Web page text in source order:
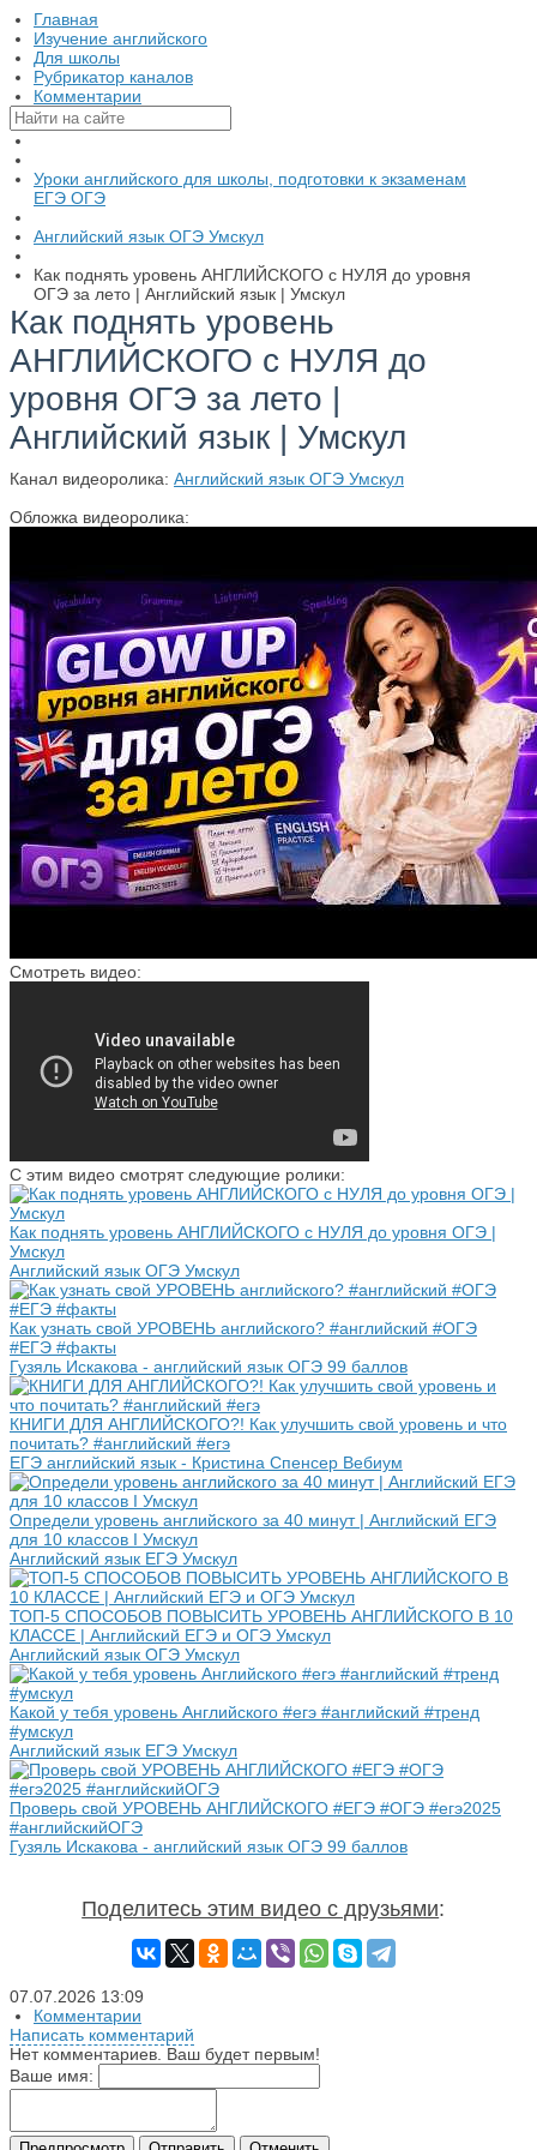
Главная
Изучение английского
Для школы
Рубрикатор каналов
Комментарии
Уроки английского для школы, подготовки к экзаменам
ЕГЭ ОГЭ
Английский язык ОГЭ Умскул
Как поднять уровень АНГЛИЙСКОГО с НУЛЯ до уровня
ОГЭ за лето | Английский язык | Умскул
Как поднять уровень
АНГЛИЙСКОГО с НУЛЯ до
уровня ОГЭ за лето |
Английский язык | Умскул
Канал видеоролика: Английский язык ОГЭ Умскул
Обложка видеоролика:
Смотреть видео:
С этим видео смотрят следующие ролики:
Как поднять уровень АНГЛИЙСКОГО с НУЛЯ до уровня ОГЭ |
Умскул
Английский язык ОГЭ Умскул
Как узнать свой УРОВЕНЬ английского? #английский #ОГЭ
#ЕГЭ #факты
Гузяль Искакова - английский язык ОГЭ 99 баллов
КНИГИ ДЛЯ АНГЛИЙСКОГО?! Как улучшить свой уровень и что
почитать? #английский #егэ
ЕГЭ английский язык - Кристина Спенсер Вебиум
Определи уровень английского за 40 минут | Английский ЕГЭ
для 10 классов I Умскул
Английский язык ЕГЭ Умскул
ТОП-5 СПОСОБОВ ПОВЫСИТЬ УРОВЕНЬ АНГЛИЙСКОГО В 10
КЛАССЕ | Английский ЕГЭ и ОГЭ Умскул
Английский язык ОГЭ Умскул
Какой у тебя уровень Английского #егэ #английский #тренд
#умскул
Английский язык ЕГЭ Умскул
Проверь свой УРОВЕНЬ АНГЛИЙСКОГО #ЕГЭ #ОГЭ #егэ2025
#английскийОГЭ
Гузяль Искакова - английский язык ОГЭ 99 баллов
Поделитесь этим видео с друзьями:
07.07.2026 13:09
Комментарии
Написать комментарий
Нет комментариев. Ваш будет первым!
Ваше имя: